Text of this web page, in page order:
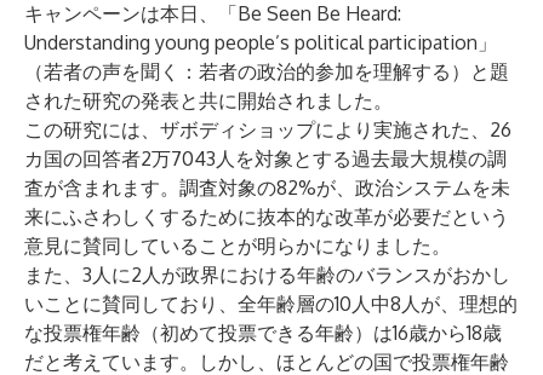
キャンペーンは本日、「Be Seen Be Heard:
Understanding young people’s political participation」
（若者の声を聞く：若者の政治的参加を理解する）と題
された研究の発表と共に開始されました。
この研究には、ザボディショップにより実施された、26
カ国の回答者2万7043人を対象とする過去最大規模の調
査が含まれます。調査対象の82%が、政治システムを未
来にふさわしくするために抜本的な改革が必要だという
意見に賛同していることが明らかになりました。
また、3人に2人が政界における年齢のバランスがおかし
いことに賛同しており、全年齢層の10人中8人が、理想的
な投票権年齢（初めて投票できる年齢）は16歳から18歳
だと考えています。しかし、ほとんどの国で投票権年齢